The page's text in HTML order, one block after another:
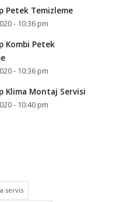
Petek Temizleme
- 10:36 pm
Kombi Petek
- 10:36 pm
Klima Montaj Servisi
- 10:40 pm
servis